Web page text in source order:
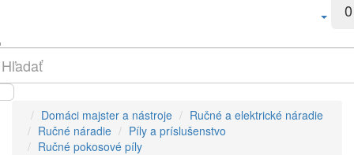
0
Domáci majster a nástroje
Ručné a elektrické náradie
Ručné náradie
Píly a príslušenstvo
Ručné pokosové píly